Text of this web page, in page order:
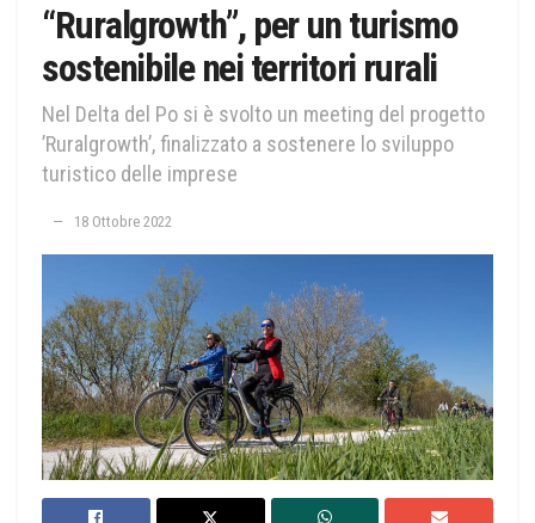
“Ruralgrowth”, per un turismo
sostenibile nei territori rurali
Nel Delta del Po si è svolto un meeting del progetto
’Ruralgrowth’, finalizzato a sostenere lo sviluppo
turistico delle imprese
18 Ottobre 2022